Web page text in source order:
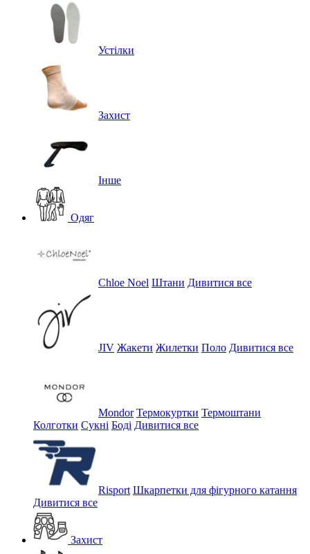
Устілки
Захист
Інше
Одяг
Chloe Noel Штани Дивитися все
JIV Жакети Жилетки Поло Дивитися все
Mondor Термокуртки Термоштани
Колготки Сукні Боді Дивитися все
Risport Шкарпетки для фігурного катання
Дивитися все
Захист